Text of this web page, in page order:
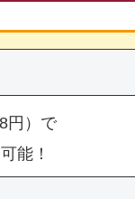
円）で
能！